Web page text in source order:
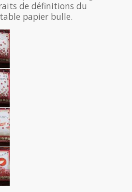
de définitions du
papier bulle.